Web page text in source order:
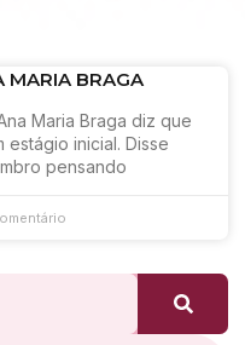
MARIA BRAGA
Maria Braga diz que
inicial. Disse
pensando